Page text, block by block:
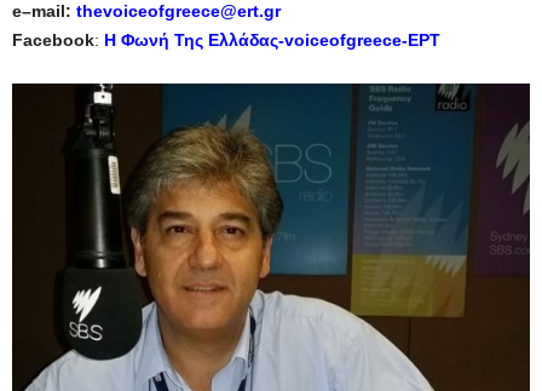
e–mail: thevoiceofgreece@ert.gr
Facebook: Η Φωνή Της Ελλάδας-voiceofgreece-ΕΡΤ